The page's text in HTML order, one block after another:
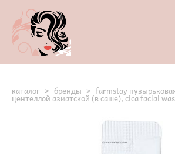
каталог > бренды > farmstay
центеллой азиатской (в саше), cica facial